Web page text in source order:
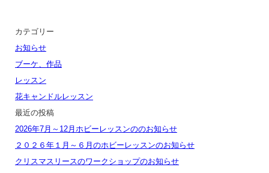
カテゴリー
お知らせ
ブーケ、作品
レッスン
花キャンドルレッスン
最近の投稿
2026年7月～12月ホビーレッスンののお知らせ
２０２６年１月～６月のホビーレッスンのお知らせ
クリスマスリースのワークショップのお知らせ